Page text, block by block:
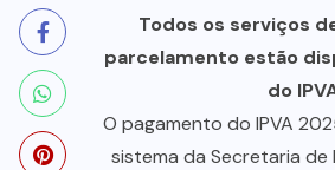
Todos os serviços
parcelamento estão
do
O pagamento do IPVA
sistema da Secretaria de